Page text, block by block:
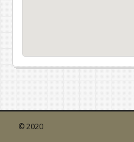
© 2020